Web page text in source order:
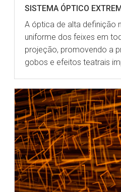
SISTEMA ÓPTICO
A óptica de alta definição
uniforme dos feixes em
projeção, promovendo a
gobos e efeitos teatrais